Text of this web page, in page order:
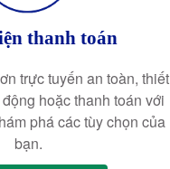
thanh toán
trực tuyến an toàn, thiết
hoặc thanh toán với
phá các tùy chọn của
bạn.